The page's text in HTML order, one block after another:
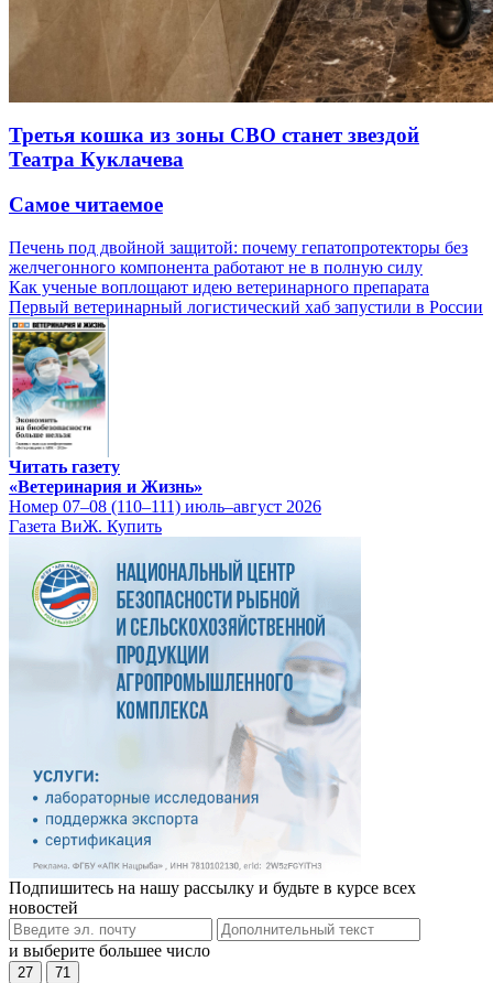
Третья кошка из зоны СВО станет звездой
Театра Куклачева
Самое читаемое
Печень под двойной защитой: почему гепатопротекторы без
желчегонного компонента работают не в полную силу
Как ученые воплощают идею ветеринарного препарата
Первый ветеринарный логистический хаб запустили в России
Читать газету
«Ветеринария и Жизнь»
Номер 07–08 (110–111) июль–август 2026
Газета ВиЖ. Купить
Подпишитесь на нашу рассылку и будьте в курсе всех
новостей
и выберите большее число
27 71